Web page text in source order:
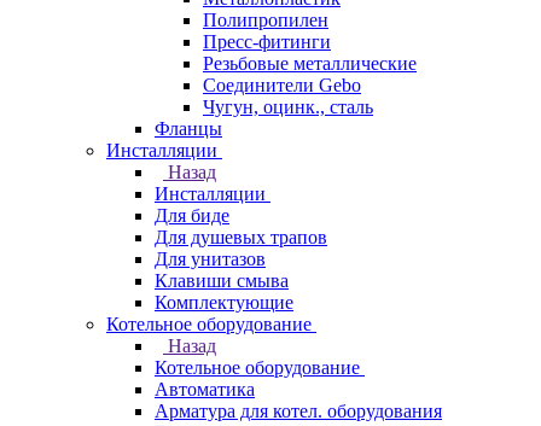
Полипропилен
Пресс-фитинги
Резьбовые металлические
Соединители Gebo
Чугун, оцинк., сталь
Фланцы
Инсталляции
Назад
Инсталляции
Для биде
Для душевых трапов
Для унитазов
Клавиши смыва
Комплектующие
Котельное оборудование
Назад
Котельное оборудование
Автоматика
Арматура для котел. оборудования